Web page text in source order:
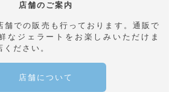
店舗のご案内
舗での販売も行っております。通販で
なジェラートをお楽しみいただけま
ださい。
店舗について